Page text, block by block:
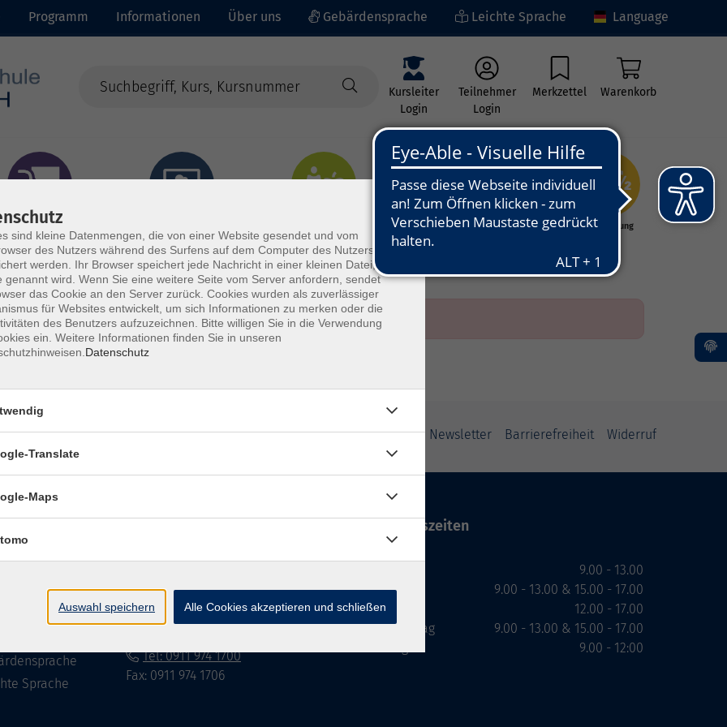
Programm Informationen Über uns Gebärdensprache Leichte Sprache Language
Kursleiter
Login
Teilnehmer
Login
Merkzettel Warenkorb
- Integration
Kunst - Kultur -
Grundbildung
Impressum Datenschutzerklärung AGB Newsletter Barrierefreiheit Widerruf
Sprache
90762 Fürth
info@vhs-fuerth.de
Tel: 0911 974 1700
Fax: 0911 974 1706
Öffnungszeiten
Dienstag
Mittwoch
Donnerstag
9.00 - 13.00
9.00 - 13.00 & 15.00 - 17.00
12.00 - 17.00
9.00 - 13.00 & 15.00 - 17.00
9.00 - 12:00
sind kleine Datenmengen, die von einer Website gesendet und vom
des Nutzers während des Surfens auf dem Computer des Nutzers
werden. Ihr Browser speichert jede Nachricht in einer kleinen Datei, die
genannt wird. Wenn Sie eine weitere Seite vom Server anfordern, sendet
das Cookie an den Server zurück. Cookies wurden als zuverlässiger
für Websites entwickelt, um sich Informationen zu merken oder die
des Benutzers aufzuzeichnen. Bitte willigen Sie in die Verwendung
ein. Weitere Informationen finden Sie in unseren
Datenschutz
×
Translate
Maps
Auswahl speichern Alle Cookies akzeptieren und schließen